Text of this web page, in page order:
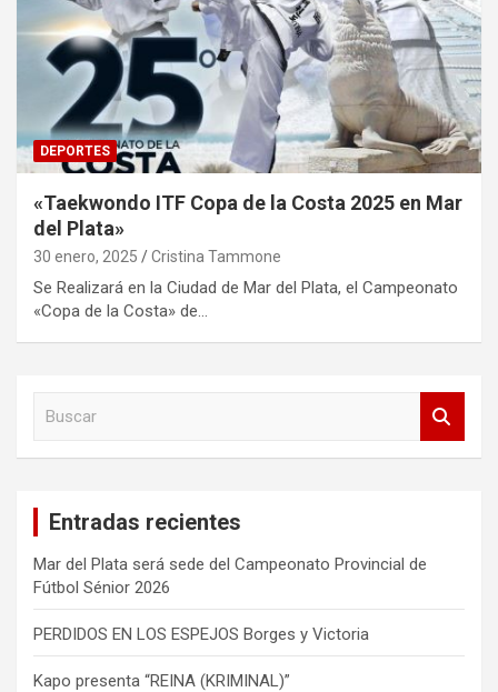
DEPORTES
«Taekwondo ITF Copa de la Costa 2025 en Mar
del Plata»
30 enero, 2025 Cristina Tammone
Se Realizará en la Ciudad de Mar del Plata, el Campeonato
«Copa de la Costa» de…
Entradas recientes
Mar del Plata será sede del Campeonato Provincial de
Fútbol Sénior 2026
PERDIDOS EN LOS ESPEJOS Borges y Victoria
Kapo presenta “REINA (KRIMINAL)”